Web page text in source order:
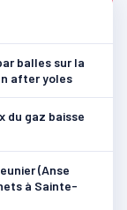
balles sur la
after yoles
du gaz baisse
(Anse
à Sainte-